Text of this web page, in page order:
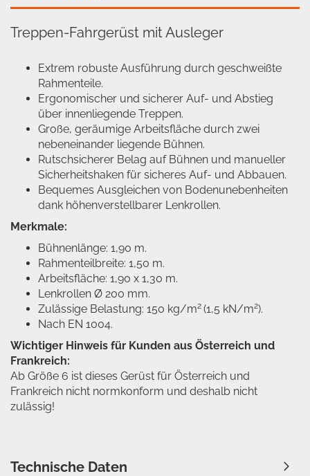
Treppen-Fahrgerüst mit Ausleger
Extrem robuste Ausführung durch geschweißte
Rahmenteile.
Ergonomischer und sicherer Auf- und Abstieg
über innenliegende Treppen.
Große, geräumige Arbeitsfläche durch zwei
nebeneinander liegende Bühnen.
Rutschsicherer Belag auf Bühnen und manueller
Sicherheitshaken für sicheres Auf- und Abbauen.
Bequemes Ausgleichen von Bodenunebenheiten
dank höhenverstellbarer Lenkrollen.
Merkmale:
Bühnenlänge: 1,90 m.
Rahmenteilbreite: 1,50 m.
Arbeitsfläche: 1,90 x 1,30 m.
Lenkrollen Ø 200 mm.
Zulässige Belastung: 150 kg/m2 (1,5 kN/m2).
Nach EN 1004.
Wichtiger Hinweis für Kunden aus Österreich und
Frankreich:
Ab Größe 6 ist dieses Gerüst für Österreich und
Frankreich nicht normkonform und deshalb nicht
zulässig!
Technische Daten